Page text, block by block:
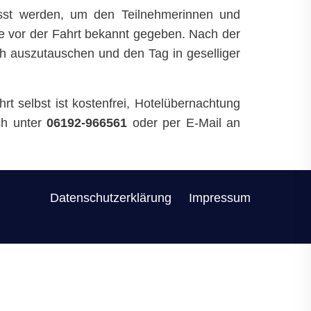
werden, um den Teilnehmerinnen und
vor der Fahrt bekannt gegeben. Nach der
auszutauschen und den Tag in geselliger
selbst ist kostenfrei, Hotelübernachtung
unter06192-966561 oder per E-Mail an
Datenschutzerklärung Impressum